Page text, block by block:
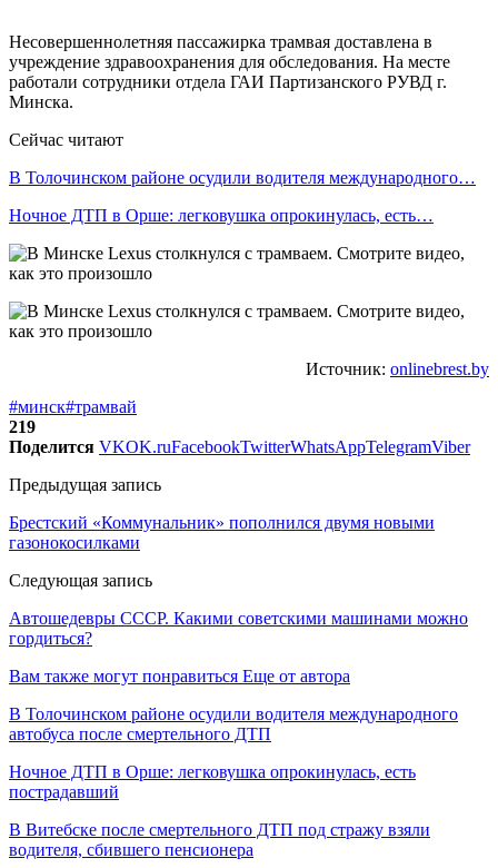
Несовершеннолетняя пассажирка трамвая доставлена в
учреждение здравоохранения для обследования. На месте
работали сотрудники отдела ГАИ Партизанского РУВД г.
Минска.
Сейчас читают
В Толочинском районе осудили водителя международного…
Ночное ДТП в Орше: легковушка опрокинулась, есть…
Источник: onlinebrest.by
#минск#трамвай
219
Поделится VKOK.ruFacebookTwitterWhatsAppTelegramViber
Предыдущая запись
Брестский «Коммунальник» пополнился двумя новыми
газонокосилками
Следующая запись
Автошедевры СССР. Какими советскими машинами можно
гордиться?
Вам также могут понравиться Еще от автора
В Толочинском районе осудили водителя международного
автобуса после смертельного ДТП
Ночное ДТП в Орше: легковушка опрокинулась, есть
пострадавший
В Витебске после смертельного ДТП под стражу взяли
водителя, сбившего пенсионера